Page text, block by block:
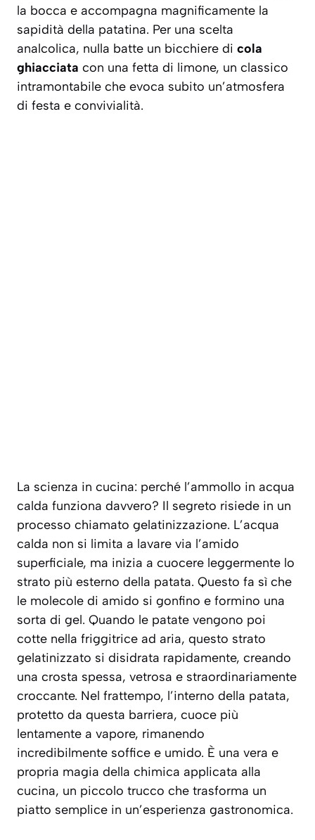
la bocca e accompagna magnificamente la
sapidità della patatina. Per una scelta
analcolica, nulla batte un bicchiere di cola
ghiacciata con una fetta di limone, un classico
intramontabile che evoca subito un’atmosfera
di festa e convivialità.
La scienza in cucina: perché l’ammollo in acqua
calda funziona davvero? Il segreto risiede in un
processo chiamato gelatinizzazione. L’acqua
calda non si limita a lavare via l’amido
superficiale, ma inizia a cuocere leggermente lo
strato più esterno della patata. Questo fa sì che
le molecole di amido si gonfino e formino una
sorta di gel. Quando le patate vengono poi
cotte nella friggitrice ad aria, questo strato
gelatinizzato si disidrata rapidamente, creando
una crosta spessa, vetrosa e straordinariamente
croccante. Nel frattempo, l’interno della patata,
protetto da questa barriera, cuoce più
lentamente a vapore, rimanendo
incredibilmente soffice e umido. È una vera e
propria magia della chimica applicata alla
cucina, un piccolo trucco che trasforma un
piatto semplice in un’esperienza gastronomica.